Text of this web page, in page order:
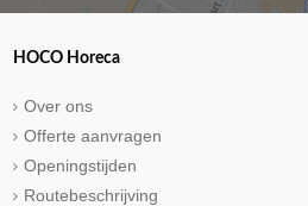
HOCO Horeca
Over ons
Offerte aanvragen
Openingstijden
Routebeschrijving